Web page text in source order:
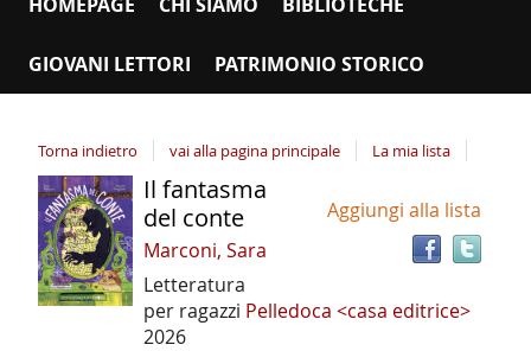
GIOVANI LETTORI PATRIMONIO STORICO
Torna indietro vai alla pagina principale La mia lista
Dettaglio
del
documento
Aggiungi alla lista
Il fantasma
del conte
Marconi, Sara
Letteratura
per ragazzi Pelledoca <casa editrice>
2026